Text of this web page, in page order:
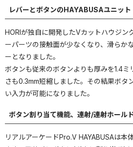
レバーとボタンのHAYABUSAユニット
HORIが独自に開発したVカットハウジン
ーパーツの接触面が少なくなり、滑らか
ーとなりました。
ボタンも従来のボタンよりも厚みを1.4
さも0.3mm短縮しました。その結果ボタ
い入力が可能になりました。
ボタン割り当て機能、連射/連射ホール
リアルアーケードPro.V HAYABUSAは本